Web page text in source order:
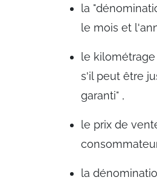
la
le mois et
le
s'il peut être
garanti" ,
le prix de
la